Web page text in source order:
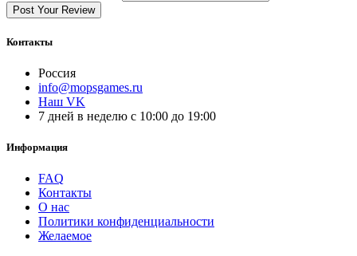
Post Your Review
Контакты
Россия
info@mopsgames.ru
Наш VK
7 дней в неделю с 10:00 до 19:00
Информация
FAQ
Контакты
О нас
Политики конфиденциальности
Желаемое